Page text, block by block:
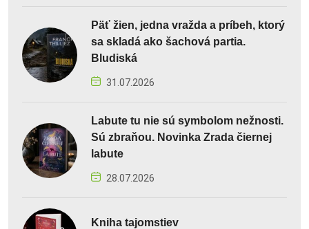
Päť žien, jedna vražda a príbeh, ktorý
sa skladá ako šachová partia.
Bludiská
31.07.2026
Labute tu nie sú symbolom nežnosti.
Sú zbraňou. Novinka Zrada čiernej
labute
28.07.2026
Kniha tajomstiev